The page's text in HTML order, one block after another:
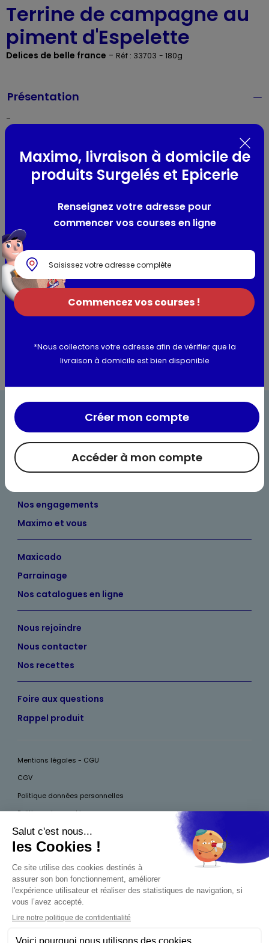
Terrine de campagne au
piment d'Espelette
Delices de belle france - Réf : 33703 - 180g
Présentation
-
Utilisation et conservation
Composition / Ingrédients / Allergènes
Gorge de porc*, foie de porc*, eau,oeufsen poudre, sel,
épices et plantes aromatiques. *Origine UE
Allergènes :oeufs, lait
Valeurs nutritionnelles
Informations complémentaires
Nos engagements
Maximo et vous
Maxicado
Parrainage
Nos catalogues en ligne
Nous rejoindre
Nous contacter
Nos recettes
Foire aux questions
Rappel produit
Mentions légales - CGU
CGV
Politique données personnelles
Politique des cookies
Accessibilité
Pour votre santé, mangez au moins cinq fruits et légumes par jour, plus
d’infos surwww.mangerbouger.fr
aux mineurs de moins de 18 ans
Maximo, livraison à domicile de
produits Surgelés et Epicerie
Renseignez votre adresse pour
commencer vos courses en ligne
Commencez vos courses !
*Nous collectons votre adresse afin de vérifier que la
livraison à domicile est bien disponible
Accéder à mon compte
Créer mon compte